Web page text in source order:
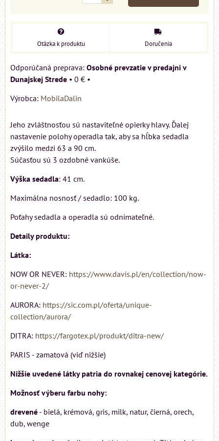
Otázka k produktu Doručenia
Osobné prevzatie v predajni v
Dunajskej Strede • 0 € •
Výrobca: MobilaDalin
Jeho zvláštnosťou sú nastaviteľné opierky hlavy. Ďalej
nastavenie polohy operadla tak, aby sa hĺbka sedadla
zvýšilo medzi 63 a 90 cm.
Súčasťou sú 3 ozdobné vankúše.
Výška sedadla: 41 cm.
Maximálna nosnosť / sedadlo: 100 kg.
Poťahy sedadla a operadla sú odnímateľné.
Detaily produktu:
Látka:
NOW OR NEVER: https://www.davis.pl/en/collection/now-
or-never-2/
AURORA: https://sic.com.pl/oferta/unique-
collection/aurora/
DITRA: https://fargotex.pl/produkt/ditra-new/
PARIS - zamatová (viď nižšie)
Nižšie uvedené látky patria do rovnakej cenovej kategórie.
Možnosť výberu farbu nohy:
drevené - bielá, krémová, gris, milk, natur, čierná, orech,
dub, wenge